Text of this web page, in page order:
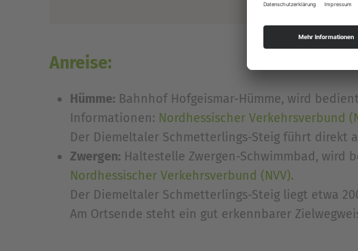
Anreise:
Hümme: Bahnhof Hofgeismar-Hümme, wird
Informationen: Nordhessischer Verkehrsverbund
Der Diemeltaler Schmetterlings-Steig führt direkt
Zwergen: Haltestelle Zwergen-Schwimmbad, wird
Nordhessischer Verkehrsverbund (NVV).
Der Diemeltaler Schmetterlings-Steig liegt etwa
Am Ortsende steht ein gut erkennbarer